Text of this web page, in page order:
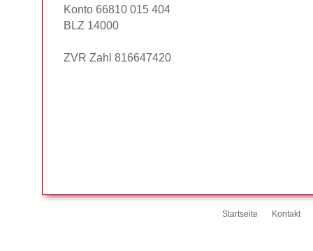
Konto 66810 015 404
BLZ 14000
ZVR Zahl 816647420
Startseite Kontakt